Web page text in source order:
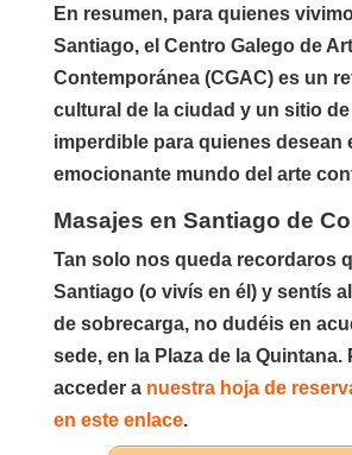
En resumen, para quienes
Santiago, el Centro Galego de
Contemporánea (CGAC) es un
cultural de la ciudad y un sitio
imperdible para quienes desean
emocionante mundo del arte
Masajes en Santiago de
Tan solo nos queda recordaros
Santiago (o vivís en él) y sentís
de sobrecarga, no dudéis en
sede, en la Plaza de la Quintana.
acceder a nuestra hoja de
en este enlace.